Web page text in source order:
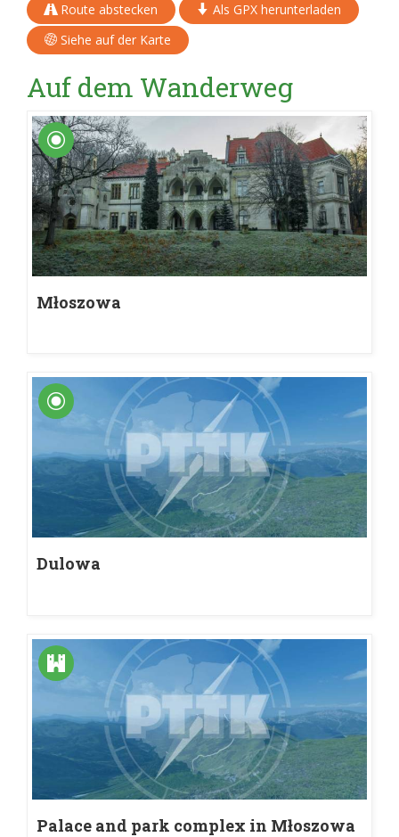
Route abstecken
Als GPX herunterladen
Siehe auf der Karte
Auf dem Wanderweg
Młoszowa
Dulowa
Palace and park complex in Młoszowa